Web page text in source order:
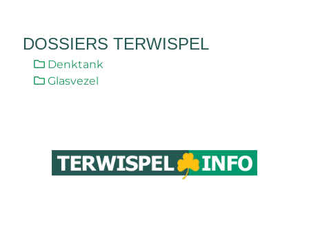
DOSSIERS TERWISPEL
Denktank
Glasvezel